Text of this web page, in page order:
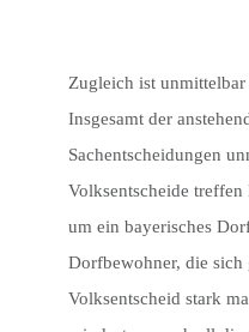
Zugleich ist unmittelbar
Insgesamt der
Sachentscheidungen
Volksentscheide treffen
um ein bayerisches
Dorfbewohner, die sich
Volksentscheid stark